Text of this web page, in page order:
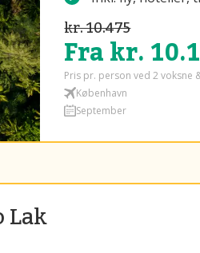
kr. 10.475
Fra kr.
Pris pr. person ved 2 voksne
København
September
Lak